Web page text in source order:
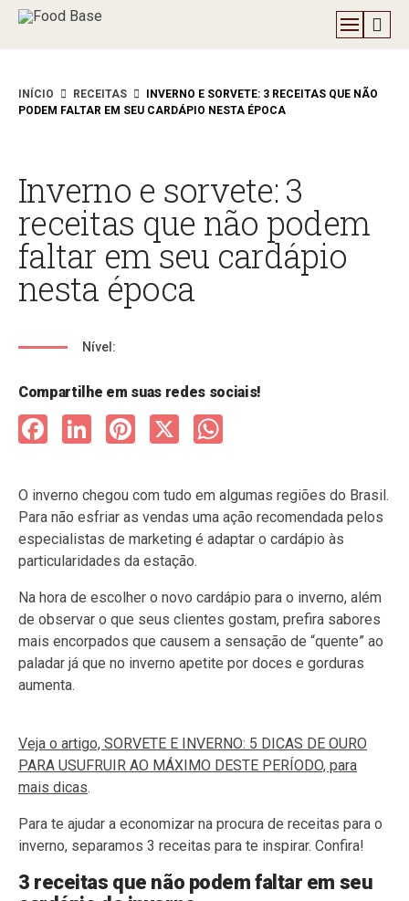
INÍCIO RECEITAS
INVERNO E SORVETE: 3 RECEITAS QUE NÃO
PODEM FALTAR EM SEU CARDÁPIO NESTA ÉPOCA
Inverno e sorvete: 3
receitas que não podem
faltar em seu cardápio
nesta época
Nível:
Compartilhe em suas redes sociais!
Facebook
LinkedIn
Pinterest
X
O inverno chegou com tudo em algumas regiões do Brasil.
Para não esfriar as vendas uma ação recomendada pelos
especialistas de marketing é adaptar o cardápio às
particularidades da estação.
Na hora de escolher o novo cardápio para o inverno, além
de observar o que seus clientes gostam, prefira sabores
mais encorpados que causem a sensação de “quente” ao
paladar já que no inverno apetite por doces e gorduras
aumenta.
Veja o artigo, SORVETE E INVERNO: 5 DICAS DE OURO
PARA USUFRUIR AO MÁXIMO DESTE PERÍODO, para
mais dicas.
Para te ajudar a economizar na procura de receitas para o
inverno, separamos 3 receitas para te inspirar. Confira!
3 receitas que não podem faltar em seu